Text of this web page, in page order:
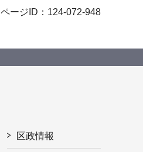
ページID：124-072-948
区政情報